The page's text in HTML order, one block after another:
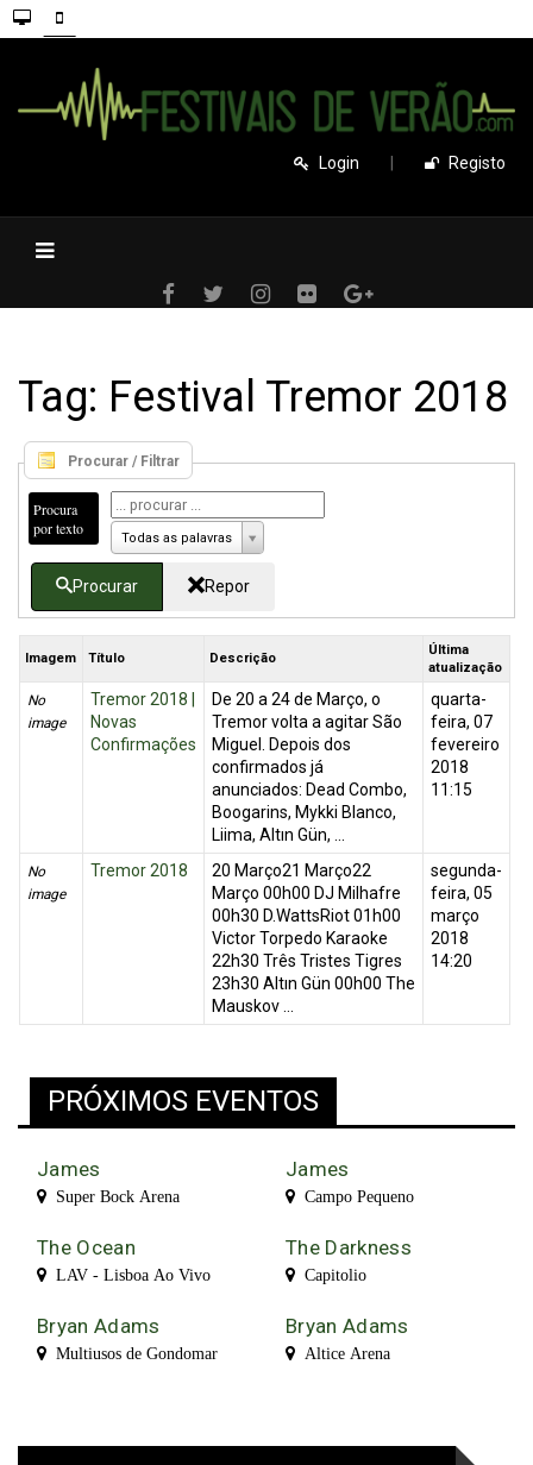
Login Registo
Tag: Festival Tremor 2018
Procurar / Filtrar
Procura
por texto
Todas as palavras
Procurar Repor
Imagem Título Descrição
Última
atualização
No
image
Tremor 2018 |
Novas
Confirmações
De 20 a 24 de Março, o
Tremor volta a agitar São
Miguel. Depois dos
confirmados já
anunciados: Dead Combo,
Boogarins, Mykki Blanco,
Liima, Altın Gün, ...
quarta-
feira, 07
fevereiro
2018
11:15
No
image
Tremor 2018
20 Março21 Março22
Março 00h00 DJ Milhafre
00h30 D.WattsRiot 01h00
Victor Torpedo Karaoke
22h30 Três Tristes Tigres
23h30 Altın Gün 00h00 The
Mauskov ...
segunda-
feira, 05
março
2018
14:20
PRÓXIMOS EVENTOS
James
Super Bock Arena
James
Campo Pequeno
The Ocean
LAV - Lisboa Ao Vivo
The Darkness
Capitolio
Bryan Adams
Multiusos de Gondomar
Bryan Adams
Altice Arena